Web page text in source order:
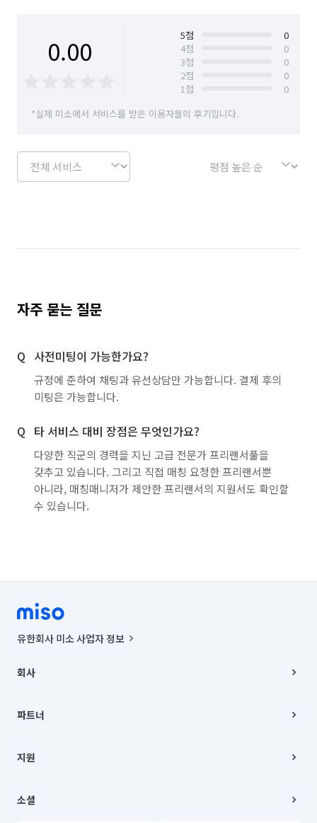
0.00 5점
0
4점
0
3점
0
2점
0
1점
0
*실제 미소에서 서비스를 받은 이용자들의 후기입니다.
자주 묻는 질문
사전미팅이 가능한가요?
규정에 준하여 채팅과 유선상담만 가능합니다. 결제 후의
미팅은 가능합니다.
타 서비스 대비 장점은 무엇인가요?
다양한 직군의 경력을 지닌 고급 전문가 프리랜서풀을
갖추고 있습니다. 그리고 직접 매칭 요청한 프리랜서뿐
아니라, 매칭매니저가 제안한 프리랜서의 지원서도 확인할
수 있습니다.
유한회사 미소 사업자 정보
00019 |
주소 | 본사: 서울특별시 종로구 율곡로 6(중학동, 트윈트리빌딩) B동 5층
컨택센터 : 서울특별시 종로구 수송동 율곡로 24, 7층, 8층 미소
상품, 상품정보, 거래에 관한 의무와 책임은 거래당사자에게 있습니다.
언론 보도 관련 문의:
© 유한회사 미소. Miso, Inc. All Rights Reserved.
회사
채용
파트너
이사
지원
이용약관
소셜